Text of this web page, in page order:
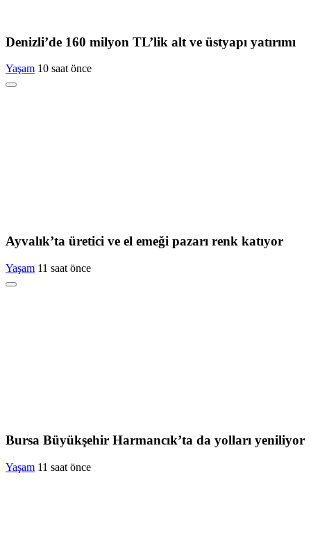
Denizli’de 160 milyon TL’lik alt ve üstyapı yatırımı
Yaşam 10 saat önce
Ayvalık’ta üretici ve el emeği pazarı renk katıyor
Yaşam 11 saat önce
Bursa Büyükşehir Harmancık’ta da yolları yeniliyor
Yaşam 11 saat önce